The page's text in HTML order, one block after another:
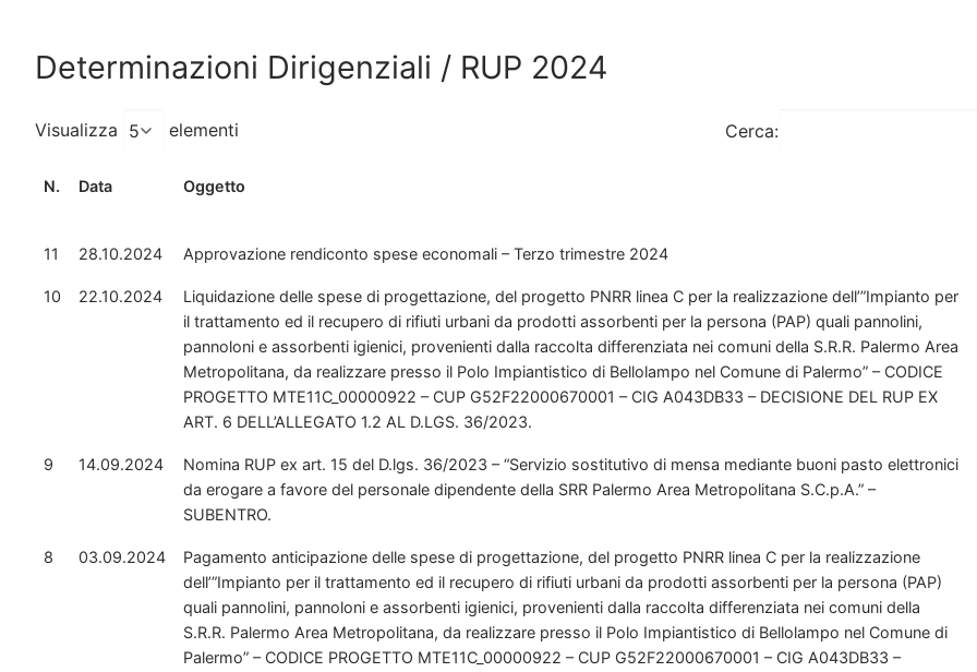
Determinazioni Dirigenziali / RUP 2024
Visualizza elementi Cerca:
N. Data Oggetto
11 28.10.2024 Approvazione rendiconto spese economali – Terzo trimestre 2024
10 22.10.2024
Liquidazione delle spese di progettazione, del progetto PNRR linea C per la realizzazione dell’”Impianto per
il trattamento ed il recupero di rifiuti urbani da prodotti assorbenti per la persona (PAP) quali pannolini,
pannoloni e assorbenti igienici, provenienti dalla raccolta differenziata nei comuni della S.R.R. Palermo Area
Metropolitana, da realizzare presso il Polo Impiantistico di Bellolampo nel Comune di Palermo” – CODICE
PROGETTO MTE11C_00000922 – CUP G52F22000670001 – CIG A043DB33 – DECISIONE DEL RUP EX
ART. 6 DELL’ALLEGATO 1.2 AL D.LGS. 36/2023.
9 14.09.2024
Nomina RUP ex art. 15 del D.lgs. 36/2023 – “Servizio sostitutivo di mensa mediante buoni pasto elettronici
da erogare a favore del personale dipendente della SRR Palermo Area Metropolitana S.C.p.A.” –
SUBENTRO.
8 03.09.2024
Pagamento anticipazione delle spese di progettazione, del progetto PNRR linea C per la realizzazione
dell’”Impianto per il trattamento ed il recupero di rifiuti urbani da prodotti assorbenti per la persona (PAP)
quali pannolini, pannoloni e assorbenti igienici, provenienti dalla raccolta differenziata nei comuni della
S.R.R. Palermo Area Metropolitana, da realizzare presso il Polo Impiantistico di Bellolampo nel Comune di
Palermo” – CODICE PROGETTO MTE11C_00000922 – CUP G52F22000670001 – CIG A043DB33 –